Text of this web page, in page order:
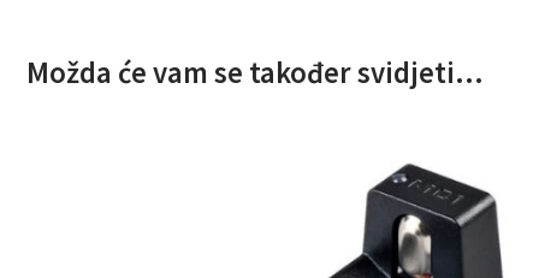
Možda će vam se također svidjeti…